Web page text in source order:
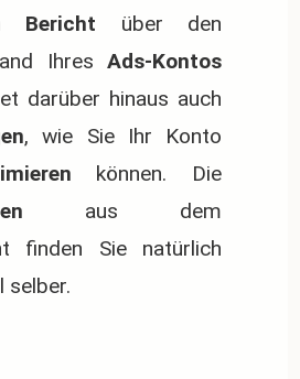
Bericht über den
Ihres Ads-Kontos
darüber hinaus auch
, wie Sie Ihr Konto
können. Die
aus dem
finden Sie natürlich
selber.